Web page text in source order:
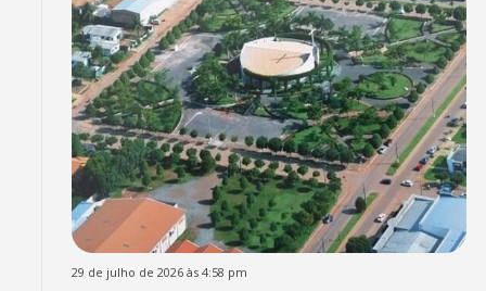
29 de julho de 2026 às 4:58 pm